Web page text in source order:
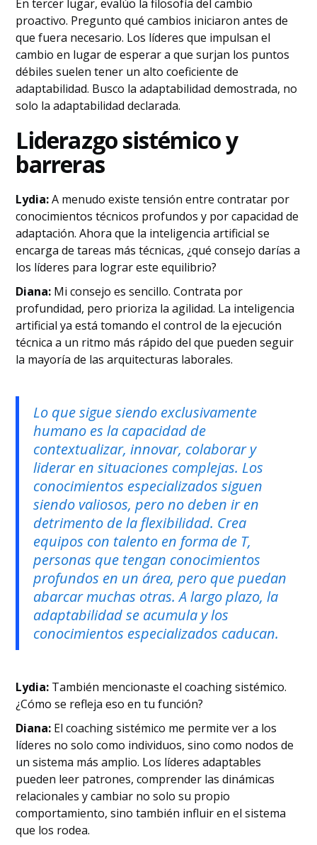
En tercer lugar, evalúo la filosofía del cambio
proactivo. Pregunto qué cambios iniciaron antes de
que fuera necesario. Los líderes que impulsan el
cambio en lugar de esperar a que surjan los puntos
débiles suelen tener un alto coeficiente de
adaptabilidad. Busco la adaptabilidad demostrada, no
solo la adaptabilidad declarada.
Liderazgo sistémico y
barreras
Lydia:A menudo existe tensión entre contratar por
conocimientos técnicos profundos y por capacidad de
adaptación. Ahora que la inteligencia artificial se
encarga de tareas más técnicas, ¿qué consejo darías a
los líderes para lograr este equilibrio?
Diana: Mi consejo es sencillo. Contrata por
profundidad, pero prioriza la agilidad. La inteligencia
artificial ya está tomando el control de la ejecución
técnica a un ritmo más rápido del que pueden seguir
la mayoría de las arquitecturas laborales.
Lo que sigue siendo exclusivamente
humano es la capacidad de
contextualizar, innovar, colaborar y
liderar en situaciones complejas. Los
conocimientos especializados siguen
siendo valiosos, pero no deben ir en
detrimento de la flexibilidad. Crea
equipos con talento en forma de T,
personas que tengan conocimientos
profundos en un área, pero que puedan
abarcar muchas otras. A largo plazo, la
adaptabilidad se acumula y los
conocimientos especializados caducan.
Lydia: También mencionaste el coaching sistémico.
¿Cómo se refleja eso en tu función?
Diana: El coaching sistémico me permite ver a los
líderes no solo como individuos, sino como nodos de
un sistema más amplio. Los líderes adaptables
pueden leer patrones, comprender las dinámicas
relacionales y cambiar no solo su propio
comportamiento, sino también influir en el sistema
que los rodea.